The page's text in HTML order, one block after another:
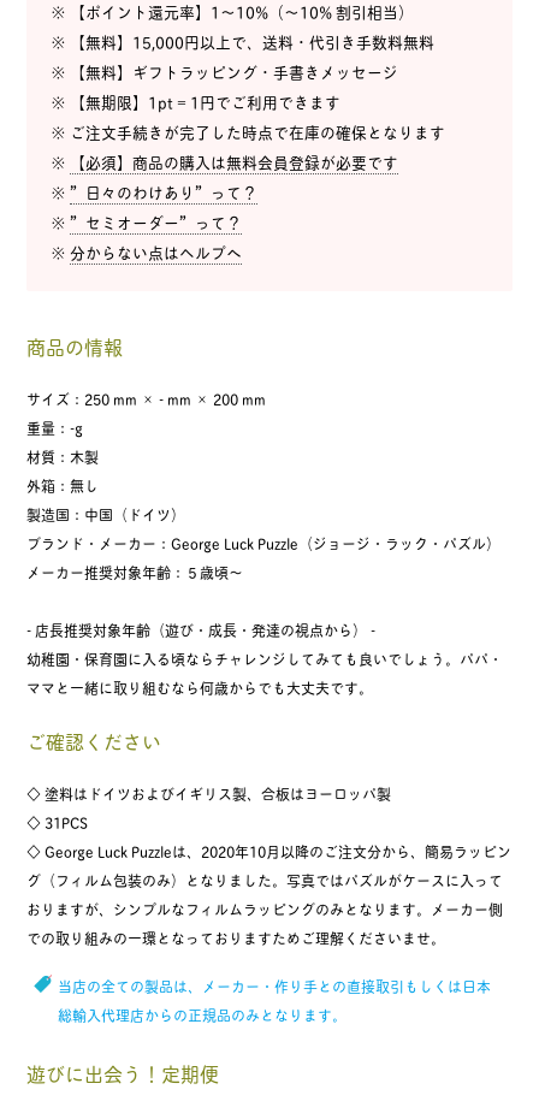
※ 【ポイント還元率】1〜10%（〜10% 割引相当）
※ 【無料】15,000円以上で、送料・代引き手数料無料
※ 【無料】ギフトラッピング・手書きメッセージ
※ 【無期限】1pt = 1円でご利用できます
※ ご注文手続きが完了した時点で在庫の確保となります
※ 【必須】商品の購入は無料会員登録が必要です
※”日々のわけあり”って？
※”セミオーダー”って？
※分からない点はヘルプへ
商品の情報
サイズ：250 mm × - mm × 200 mm
重量：-g
材質：木製
外箱：無し
製造国：中国（ドイツ）
ブランド・メーカー：George Luck Puzzle（ジョージ・ラック・パズル）
メーカー推奨対象年齢：５歳頃〜
- 店長推奨対象年齢（遊び・成長・発達の視点から） -
幼稚園・保育園に入る頃ならチャレンジしてみても良いでしょう。パパ・
ママと一緒に取り組むなら何歳からでも大丈夫です。
ご確認ください
◇ 塗料はドイツおよびイギリス製、合板はヨーロッパ製
◇ 31PCS
◇ George Luck Puzzleは、2020年10月以降のご注文分から、簡易ラッピン
グ（フィルム包装のみ）となりました。写真ではパズルがケースに入って
おりますが、シンプルなフィルムラッピングのみとなります。メーカー側
での取り組みの一環となっておりますためご理解くださいませ。
当店の全ての製品は、メーカー・作り手との直接取引もしくは日本
総輸入代理店からの正規品のみとなります。
遊びに出会う！定期便